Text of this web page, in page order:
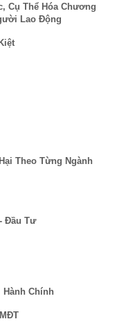
Cụ Thể Hóa Chương
Lao Động
Theo Từng Ngành
Đầu Tư
Hành Chính